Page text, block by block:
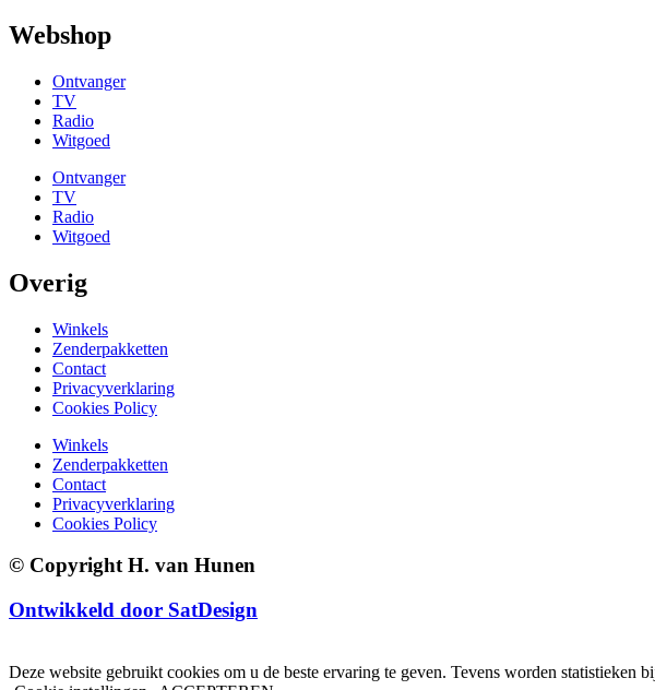
Webshop
Ontvanger
TV
Radio
Witgoed
Ontvanger
TV
Radio
Witgoed
Overig
Winkels
Zenderpakketten
Contact
Privacyverklaring
Cookies Policy
Winkels
Zenderpakketten
Contact
Privacyverklaring
Cookies Policy
© Copyright H. van Hunen
Ontwikkeld door SatDesign
Deze website gebruikt cookies om u de beste ervaring te geven. Tevens worden